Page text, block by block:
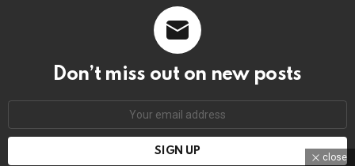
Don’t miss out on new posts
close